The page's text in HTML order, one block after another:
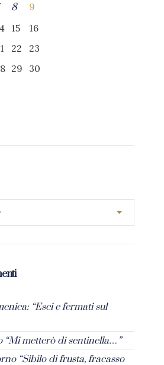
8
9
15
16
22
23
29
30
“Esci e fermati sul
“Mi metterò di sentinella…”
“Sibilo di frusta, fracasso